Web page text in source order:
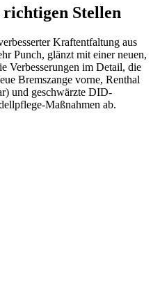
Stellen
Kraftentfaltung aus
Punch, glänzt mit einer neuen,
Verbesserungen im Detail, die
Bremszange vorne, Renthal
und geschwärzte DID-
Maßnahmen ab.